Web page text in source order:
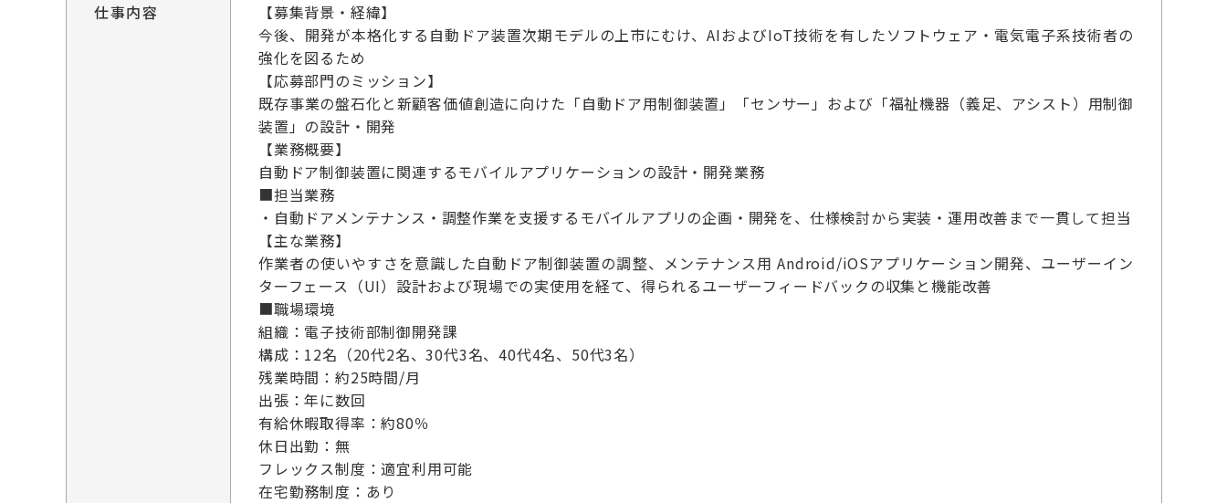
仕事内容
【募集背景・経緯】
今後、開発が本格化する自動ドア装置次期モデルの上市にむけ、AIおよびIoT技術を有したソフトウェア・電気電子系技術者の
強化を図るため
【応募部門のミッション】
既存事業の盤石化と新顧客価値創造に向けた「自動ドア用制御装置」「センサー」および「福祉機器（義足、アシスト）用制御
装置」の設計・開発
【業務概要】
自動ドア制御装置に関連するモバイルアプリケーションの設計・開発業務
■担当業務
・自動ドアメンテナンス・調整作業を支援するモバイルアプリの企画・開発を、仕様検討から実装・運用改善まで一貫して担当
【主な業務】
作業者の使いやすさを意識した自動ドア制御装置の調整、メンテナンス用 Android/iOSアプリケーション開発、ユーザーイン
ターフェース（UI）設計および現場での実使用を経て、得られるユーザーフィードバックの収集と機能改善
■職場環境
組織：電子技術部制御開発課
構成：12名（20代2名、30代3名、40代4名、50代3名）
残業時間：約25時間/月
出張：年に数回
有給休暇取得率：約80％
休日出勤：無
フレックス制度：適宜利用可能
在宅勤務制度：あり